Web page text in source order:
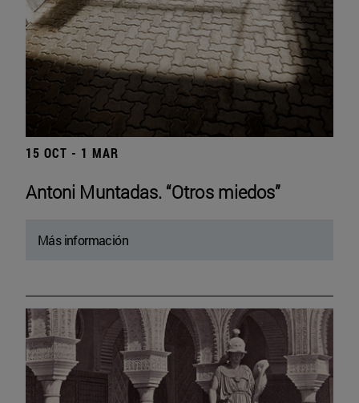
15 OCT - 1 MAR
Antoni Muntadas. “Otros miedos”
Más información